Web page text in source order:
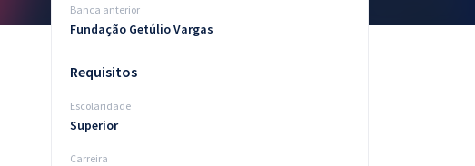
Banca anterior
Fundação Getúlio Vargas
Requisitos
Escolaridade
Superior
Carreira